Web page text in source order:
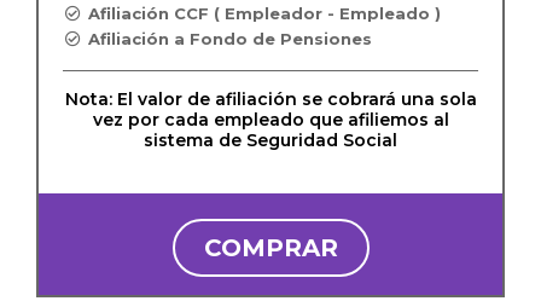
Afiliación CCF ( Empleador - Empleado )
Afiliación a Fondo de Pensiones
Nota: El valor de afiliación se cobrará una sola
vez por cada empleado que afiliemos al
sistema de Seguridad Social
COMPRAR